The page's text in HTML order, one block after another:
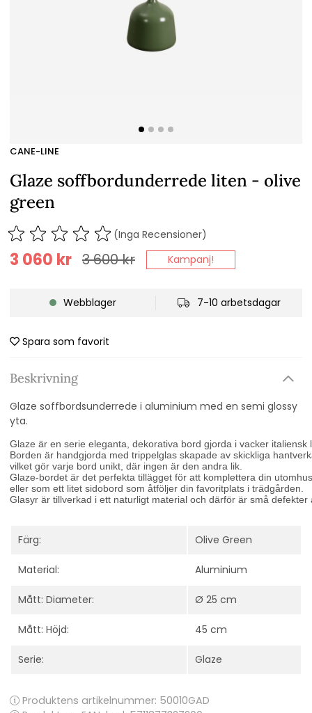
CANE-LINE
Glaze soffbordunderrede liten - olive
green
(Inga Recensioner)
3 600kr
3 060 kr Kampanj!
Webblager 7-10 arbetsdagar
Spara som favorit
Beskrivning
Glaze soffbordsunderrede i aluminium med en semi glossy
yta.
Glaze är en serie eleganta, dekorativa bord gjorda i vacker
Borden är handgjorda med trippelglas skapade av skickliga
vilket gör varje bord unikt, där ingen är den andra lik.
Glaze-bordet är det perfekta tillägget för att komplettera din
eller som ett litet sidobord som åtföljer din favoritplats i trädgården.
Glasyr är tillverkad i ett naturligt material och därför är små defekter
Färg: Olive Green
Material: Aluminium
Mått: Diameter: Ø 25 cm
Mått: Höjd: 45 cm
Serie: Glaze
Produktens artikelnummer: 50010GAD